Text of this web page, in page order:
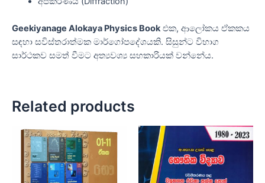
Geekiyanage Alokaya Physics Bookඑක, ආලෝකය ඒකකය
සඳහා සවිස්තරාත්මක මාර්ගෝපදේශයකි. සිසුන්ට විභාග
සාර්ථකව සමත් වීමට අත්‍යවශ්‍ය සහකාරියක් වන්නේය.
Related products